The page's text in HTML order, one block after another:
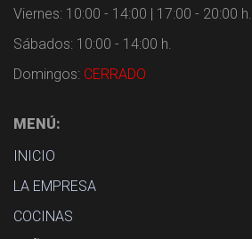
Viernes: 10:00 - 14:00 | 17:00 - 20:00 h.
Sábados: 10:00 - 14:00 h.
Domingos: CERRADO
MENÚ:
INICIO
LA EMPRESA
COCINAS